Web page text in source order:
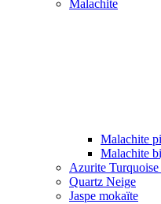
Malachite
Malachite
Malachite
Azurite
Quartz Neige
Jaspe mokaïte